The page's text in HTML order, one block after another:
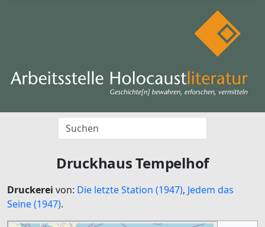
Druckhaus Tempelhof
Druckerei von: Die letzte Station (1947), Jedem das
Seine (1947).